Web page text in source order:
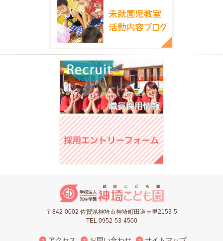
〒842-0002 佐賀県神埼市神埼町田道ヶ里2153-5
TEL 0952-53-4500